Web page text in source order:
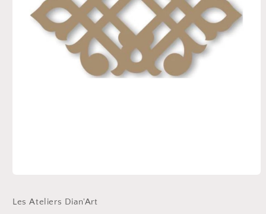
média
1
Les Ateliers Dian'Art